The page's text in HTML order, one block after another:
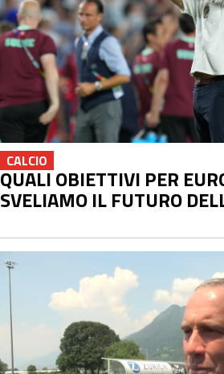
CALCIO
QUALI OBIETTIVI PER
SVELIAMO IL FUTURO